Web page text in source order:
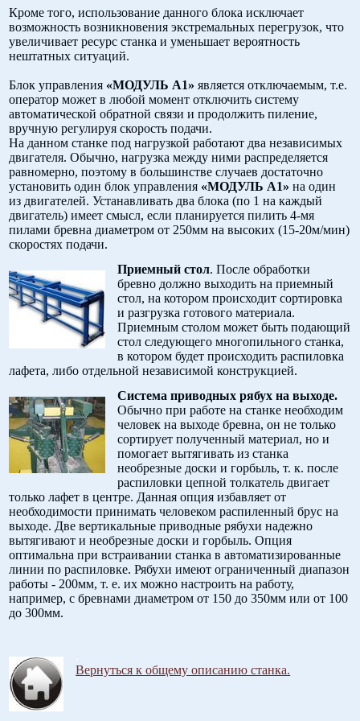
Кроме того, использование данного блока исключает
возможность возникновения экстремальных перегрузок, что
увеличивает ресурс станка и уменьшает вероятность
нештатных ситуаций.
Блок управления «МОДУЛЬ А1» является отключаемым, т.е.
оператор может в любой момент отключить систему
автоматической обратной связи и продолжить пиление,
вручную регулируя скорость подачи.
На данном станке под нагрузкой работают два независимых
двигателя. Обычно, нагрузка между ними распределяется
равномерно, поэтому в большинстве случаев достаточно
установить один блок управления «МОДУЛЬ А1»на один
из двигателей. Устанавливать два блока (по 1 на каждый
двигатель) имеет смысл, если планируется пилить 4-мя
пилами бревна диаметром от 250мм на высоких (15-20м/мин)
скоростях подачи.
Приемный стол. После обработки
бревно должно выходить на приемный
стол, на котором происходит сортировка
и разгрузка готового материала.
Приемным столом может быть подающий
стол следующего многопильного станка,
в котором будет происходить распиловка
лафета, либо отдельной независимой конструкцией.
Система приводных рябух на выходе.
Обычно при работе на станке необходим
человек на выходе бревна, он не только
сортирует полученный материал, но и
помогает вытягивать из станка
необрезные доски и горбыль, т. к. после
распиловки цепной толкатель двигает
только лафет в центре. Данная опция избавляет от
необходимости принимать человеком распиленный брус на
выходе. Две вертикальные приводные рябухи надежно
вытягивают и необрезные доски и горбыль. Опция
оптимальна при встраивании станка в автоматизированные
линии по распиловке. Рябухи имеют ограниченный диапазон
работы - 200мм, т. е. их можно настроить на работу,
например, с бревнами диаметром от 150 до 350мм или от 100
до 300мм.
Вернуться к общему описанию станка.